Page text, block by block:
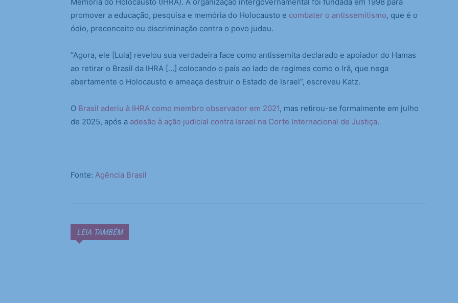
promover a educação, pesquisa e memória do Holocausto e combater o antissemitismo, que é o
ódio, preconceito ou discriminação contra o povo judeu.
“Agora, ele [Lula] revelou sua verdadeira face como antissemita declarado e apoiador do Hamas
ao retirar o Brasil da IHRA […] colocando o país ao lado de regimes como o Irã, que nega
abertamente o Holocausto e ameaça destruir o Estado de Israel”, escreveu Katz.
O Brasil aderiu à IHRA como membro observador em 2021, mas retirou-se formalmente em julho
de 2025, após a adesão à ação judicial contra Israel na Corte Internacional de Justiça.
Fonte: Agência Brasil
LEIA TAMBÉM